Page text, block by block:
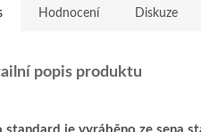
Hodnocení Diskuze
popis produktu